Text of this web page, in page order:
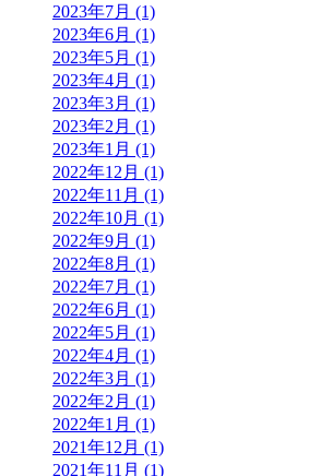
2023年7月 (1)
2023年6月 (1)
2023年5月 (1)
2023年4月 (1)
2023年3月 (1)
2023年2月 (1)
2023年1月 (1)
2022年12月 (1)
2022年11月 (1)
2022年10月 (1)
2022年9月 (1)
2022年8月 (1)
2022年7月 (1)
2022年6月 (1)
2022年5月 (1)
2022年4月 (1)
2022年3月 (1)
2022年2月 (1)
2022年1月 (1)
2021年12月 (1)
2021年11月 (1)